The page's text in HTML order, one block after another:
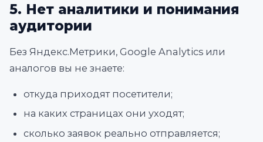
5. Нет аналитики и понимания
аудитории
Без Яндекс.Метрики, Google Analytics или
аналогов вы не знаете:
откуда приходят посетители;
на каких страницах они уходят;
сколько заявок реально отправляется;